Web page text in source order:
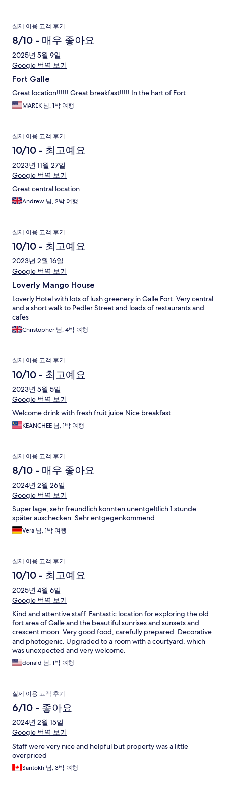
실제 이용 고객 후기
8/10 - 매우 좋아요
2025년 5월 9일
Google 번역 보기
Fort Galle
Great location!!!!!! Great breakfast!!!!! In the hart of Fort
MAREK 님, 1박 여행
실제 이용 고객 후기
10/10 - 최고예요
2023년 11월 27일
Google 번역 보기
Great central location
Andrew 님, 2박 여행
실제 이용 고객 후기
10/10 - 최고예요
2023년 2월 16일
Google 번역 보기
Loverly Mango House
Loverly Hotel with lots of lush greenery in Galle Fort. Very central
and a short walk to Pedler Street and loads of restaurants and
cafes
Christopher 님, 4박 여행
실제 이용 고객 후기
10/10 - 최고예요
2023년 5월 5일
Google 번역 보기
Welcome drink with fresh fruit juice.Nice breakfast.
KEANCHEE 님, 1박 여행
실제 이용 고객 후기
8/10 - 매우 좋아요
2024년 2월 26일
Google 번역 보기
Super lage, sehr freundlich konnten unentgeltlich 1 stunde
später auschecken. Sehr entgegenkommend
Vera 님, 1박 여행
실제 이용 고객 후기
10/10 - 최고예요
2025년 4월 6일
Google 번역 보기
Kind and attentive staff. Fantastic location for exploring the old
fort area of Galle and the beautiful sunrises and sunsets and
crescent moon. Very good food, carefully prepared. Decorative
and photogenic. Upgraded to a room with a courtyard, which
was unexpected and very welcome.
donald 님, 1박 여행
실제 이용 고객 후기
6/10 - 좋아요
2024년 2월 15일
Google 번역 보기
Staff were very nice and helpful but property was a little
overpriced
Santokh 님, 3박 여행